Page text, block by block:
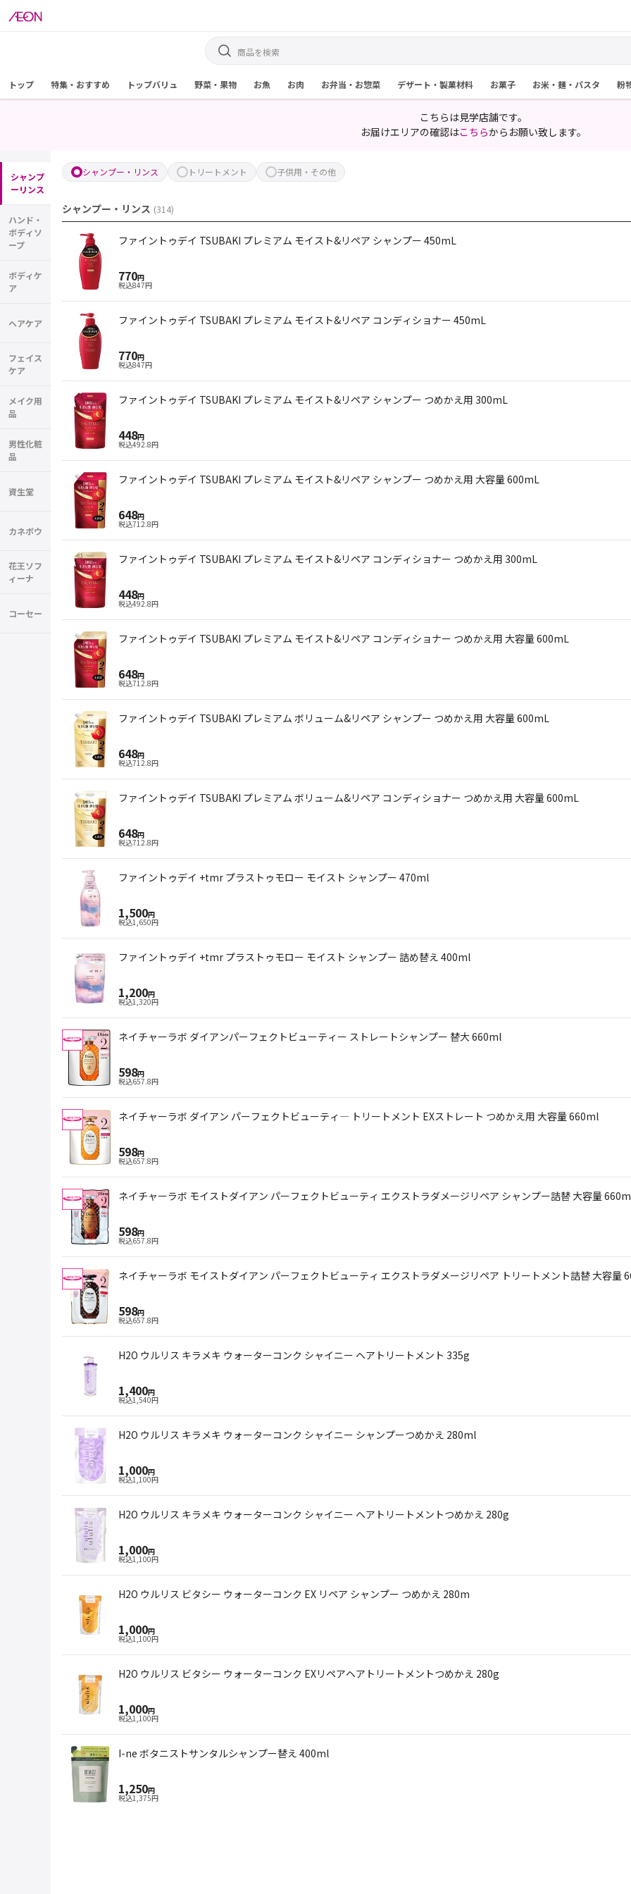
トップ 特集・おすすめ トップバリュ 野菜・果物 お魚 お肉 お弁当・お惣菜 デザート・製菓材料 お菓子 お米・麺・パスタ 粉
こちらは見学店舗です。
お届けエリアの確認はこちらからお願い致します。
シャンプ
ーリンス
ハンド・
ボディソ
ープ
ボディケ
ア
ヘアケア
フェイス
ケア
メイク用
品
男性化粧
品
資生堂
カネボウ
花王ソフ
ィーナ
コーセー
シャンプー・リンス トリートメント 子供用・その他
シャンプー・リンス (314)
ファイントゥデイ TSUBAKI プレミアム モイスト&リペア シャンプー 450mL
770円
税込847円
ファイントゥデイ TSUBAKI プレミアム モイスト&リペア コンディショナー 450mL
770円
税込847円
ファイントゥデイ TSUBAKI プレミアム モイスト&リペア シャンプー つめかえ用 300mL
448円
税込492.8円
ファイントゥデイ TSUBAKI プレミアム モイスト&リペア シャンプー つめかえ用 大容量 600mL
648円
税込712.8円
ファイントゥデイ TSUBAKI プレミアム モイスト&リペア コンディショナー つめかえ用 300mL
448円
税込492.8円
ファイントゥデイ TSUBAKI プレミアム モイスト&リペア コンディショナー つめかえ用 大容量 600mL
648円
税込712.8円
ファイントゥデイ TSUBAKI プレミアム ボリューム&リペア シャンプー つめかえ用 大容量 600mL
648円
税込712.8円
ファイントゥデイ TSUBAKI プレミアム ボリューム&リペア コンディショナー つめかえ用 大容量 600mL
648円
税込712.8円
ファイントゥデイ +tmr プラストゥモロー モイスト シャンプー 470ml
1,500円
税込1,650円
ファイントゥデイ +tmr プラストゥモロー モイスト シャンプー 詰め替え 400ml
1,200円
税込1,320円
ネイチャーラボ ダイアンパーフェクトビューティー ストレートシャンプー 替大 660ml
598円
税込657.8円
ネイチャーラボ ダイアン パーフェクトビューティ― トリートメント EXストレート つめかえ用 大容量 660ml
598円
税込657.8円
ネイチャーラボ モイストダイアン パーフェクトビューティ エクストラダメージリペア シャンプー詰替 大容量
598円
税込657.8円
ネイチャーラボ モイストダイアン パーフェクトビューティ エクストラダメージリペア トリートメント詰替 大容量
598円
税込657.8円
H2O ウルリス キラメキ ウォーターコンク シャイニー ヘアトリートメント 335g
1,400円
税込1,540円
H2O ウルリス キラメキ ウォーターコンク シャイニー シャンプーつめかえ 280ml
1,000円
税込1,100円
H2O ウルリス キラメキ ウォーターコンク シャイニー ヘアトリートメントつめかえ 280g
1,000円
税込1,100円
H2O ウルリス ビタシー ウォーターコンク EX リペア シャンプー つめかえ 280m
1,000円
税込1,100円
H2O ウルリス ビタシー ウォーターコンク EXリペアヘアトリートメントつめかえ 280g
1,000円
税込1,100円
I-ne ボタニストサンタルシャンプー替え 400ml
1,250円
税込1,375円